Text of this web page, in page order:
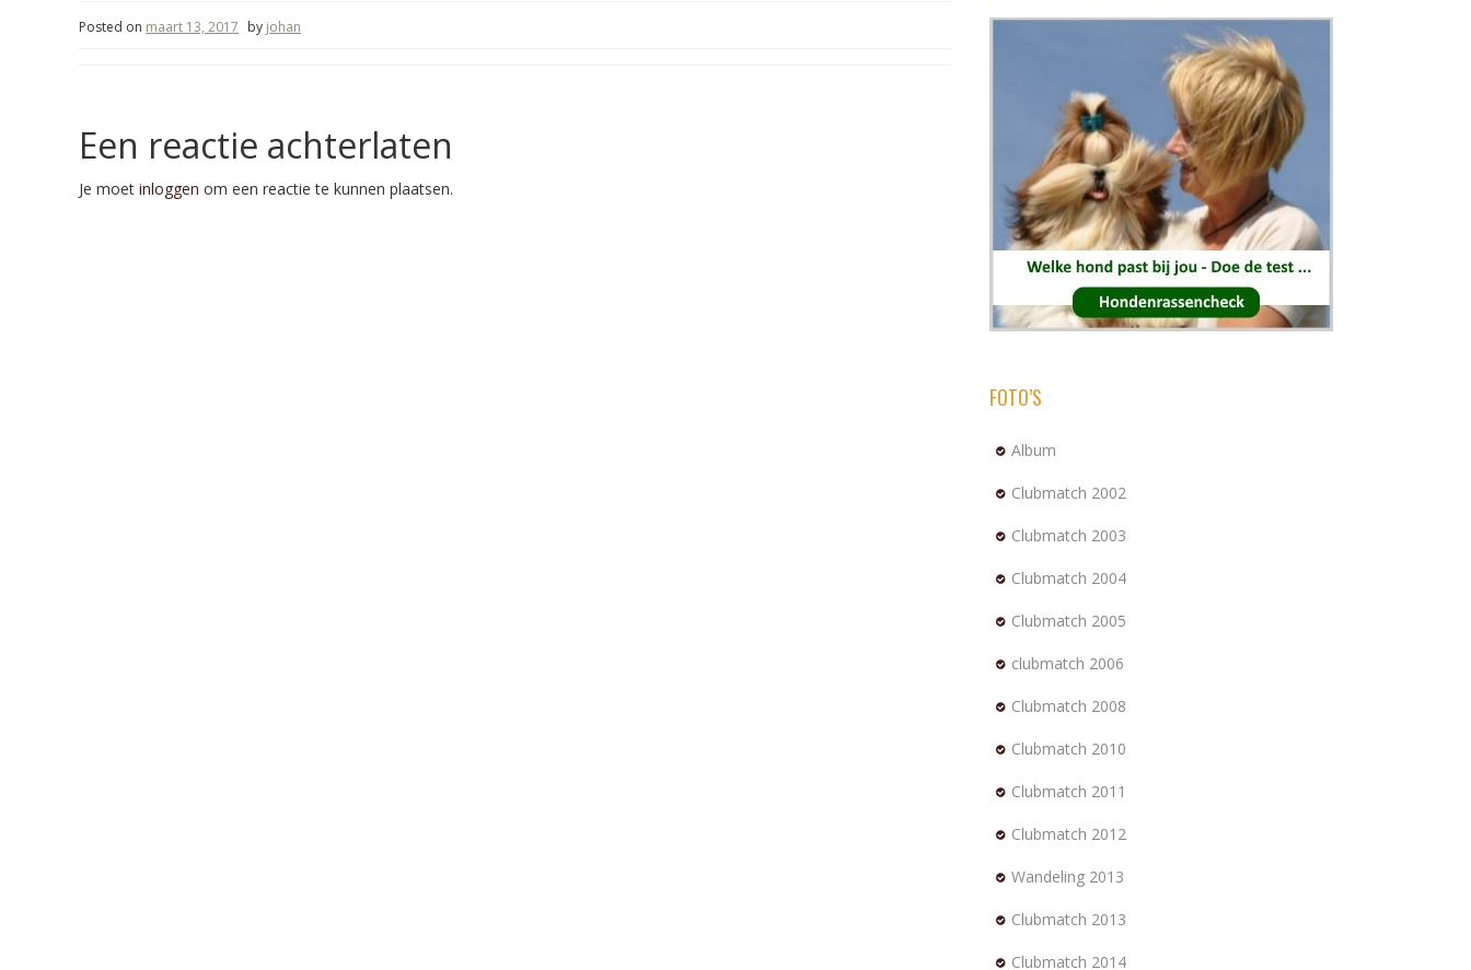
Posted on maart 13, 2017 by johan
Een reactie achterlaten
Je moet inloggen om een reactie te kunnen plaatsen.
FOTO’S
Album
Clubmatch 2002
Clubmatch 2003
Clubmatch 2004
Clubmatch 2005
clubmatch 2006
Clubmatch 2008
Clubmatch 2010
Clubmatch 2011
Clubmatch 2012
Wandeling 2013
Clubmatch 2013
Clubmatch 2014